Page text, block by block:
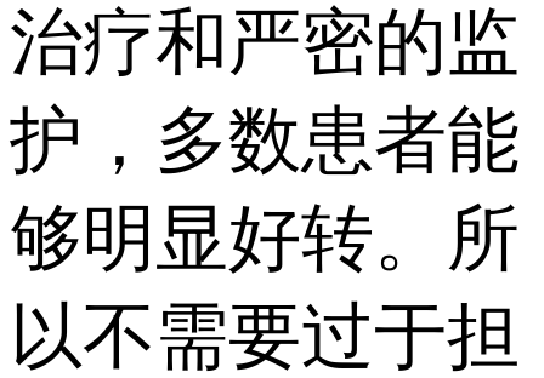
治疗和严密的监
护，多数患者能
够明显好转。所
以不需要过于担